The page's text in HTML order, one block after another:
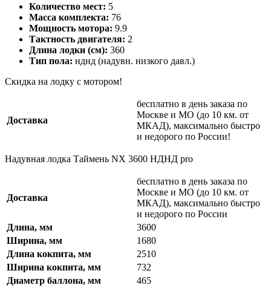
Количество мест: 5
Масса комплекта: 76
Мощность мотора: 9.9
Тактность двигателя: 2
Длина лодки (см): 360
Тип пола: нднд (надувн. низкого давл.)
Скидка на лодку с мотором!
Доставка
бесплатно в день заказа по
Москве и МО (до 10 км. от
МКАД), максимально быстро
и недорого по России!
Надувная лодка Таймень NX 3600 НДНД pro
Доставка
бесплатно в день заказа по
Москве и МО (до 10 км. от
МКАД), максимально быстро
и недорого по России
Длина, мм
3600
Ширина, мм
1680
Длина кокпита, мм
2510
Ширина кокпита, мм
732
Диаметр баллона, мм
465